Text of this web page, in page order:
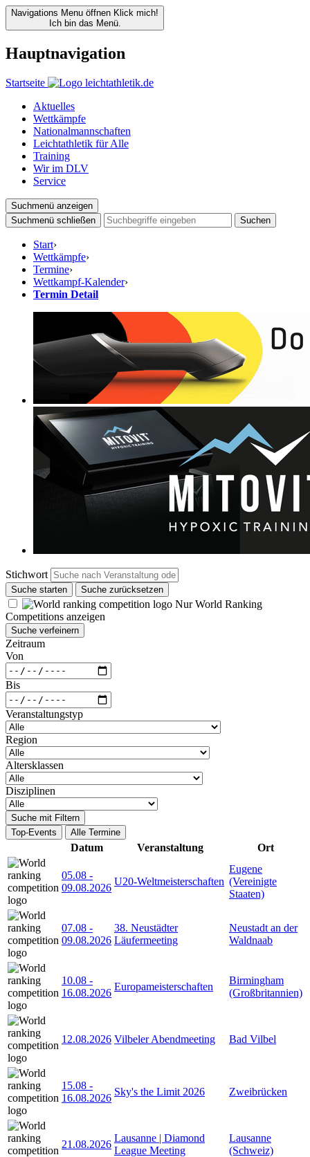
Navigations Menu öffnen Klick mich!
Ich bin das Menü.
Hauptnavigation
Startseite
Aktuelles
Wettkämpfe
Nationalmannschaften
Leichtathletik für Alle
Training
Wir im DLV
Service
Suchmenü anzeigen
Suchmenü schließen
Suchen
Start›
Wettkämpfe›
Termine›
Wettkampf-Kalender›
Termin Detail
Stichwort
Suche starten Suche zurücksetzen
Nur World Ranking
Competitions anzeigen
Suche verfeinern
Zeitraum
Von
Bis
Veranstaltungstyp
Region
Altersklassen
Disziplinen
Suche mit Filtern
Top-Events
Alle Termine
Datum Veranstaltung Ort
05.08 -
09.08.2026
U20-Weltmeisterschaften
Eugene
(Vereinigte
Staaten)
07.08 -
09.08.2026
38. Neustädter
Läufermeeting
Neustadt an der
Waldnaab
10.08 -
16.08.2026
Europameisterschaften
Birmingham
(Großbritannien)
12.08.2026 Vilbeler Abendmeeting Bad Vilbel
15.08 -
16.08.2026
Sky's the Limit 2026 Zweibrücken
21.08.2026
Lausanne | Diamond
League Meeting
Lausanne
(Schweiz)